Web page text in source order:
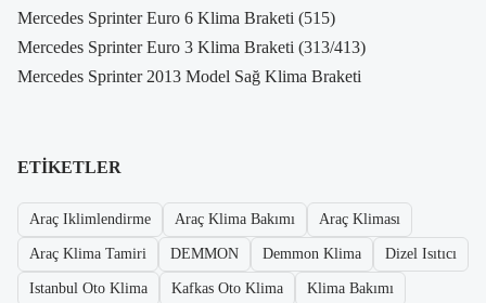
Mercedes Sprinter Euro 6 Klima Braketi (515)
Mercedes Sprinter Euro 3 Klima Braketi (313/413)
Mercedes Sprinter 2013 Model Sağ Klima Braketi
ETIKETLER
Araç Iklimlendirme Araç Klima Bakımı Araç Kliması
Araç Klima Tamiri DEMMON Demmon Klima Dizel Isıtıcı
Istanbul Oto Klima Kafkas Oto Klima Klima Bakımı